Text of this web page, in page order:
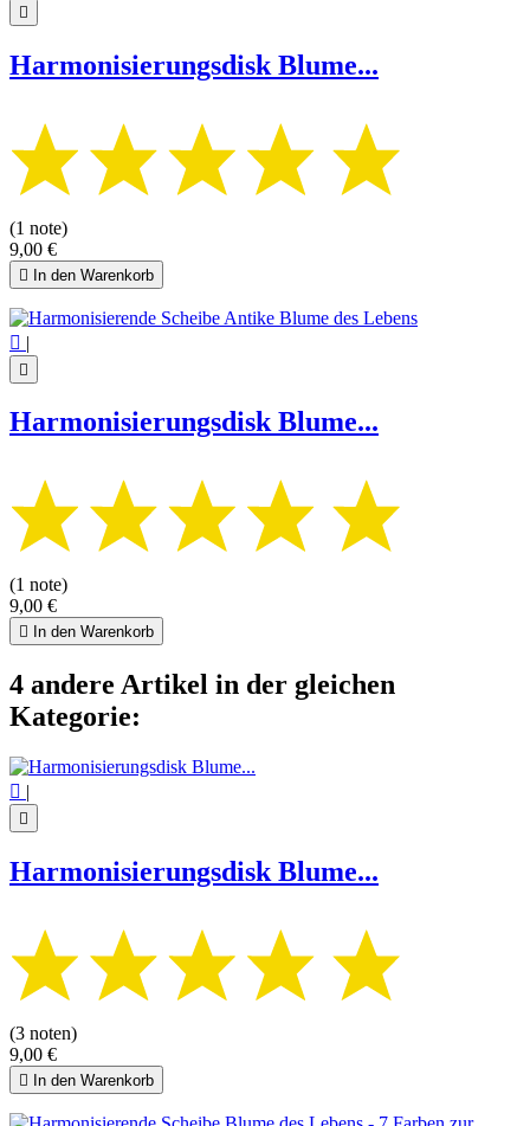

Harmonisierungsdisk Blume...
(1 note)
9,00 €
 In den Warenkorb
 |

Harmonisierungsdisk Blume...
(1 note)
9,00 €
 In den Warenkorb
4 andere Artikel in der gleichen
Kategorie:
 |

Harmonisierungsdisk Blume...
(3 noten)
9,00 €
 In den Warenkorb